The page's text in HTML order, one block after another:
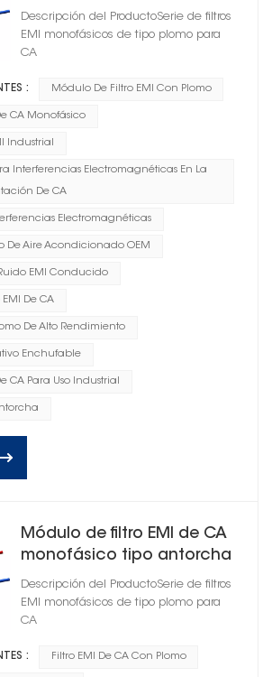
alimentación de CA de
antorcha
Descripción del ProductoSerie de filtros
EMI monofásicos de tipo plomo para
CA
: Módulo De Filtro EMI Con Plomo
CA Monofásico
Industrial
Interferencias Electromagnéticas En La
De CA
Electromagnéticas
De Aire Acondicionado OEM
EMI Conducido
De CA
De Alto Rendimiento
Enchufable
CA Para Uso Industrial
Módulo de filtro EMI de CA
monofásico tipo antorcha
Descripción del ProductoSerie de filtros
EMI monofásicos de tipo plomo para
CA
: Filtro EMI De CA Con Plomo